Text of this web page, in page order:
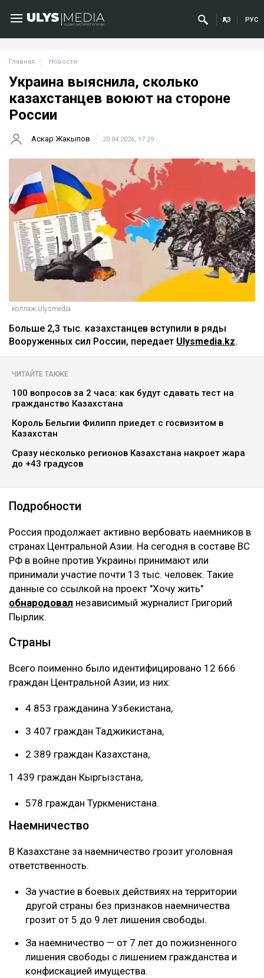
ҚАЗ РУС
Главная Новости
Украина выяснила, сколько
казахстанцев воюют на стороне
России
Аскар Жакыпов 20.04.2026, 17:29
коллаж Ulysmedia
Больше 2,3 тыс. казахстанцев вступили в ряды
Вооруженных сил России, передает Ulysmedia.kz.
ЧИТАЙТЕ ТАКЖЕ
100 вопросов за 2 часа: как будут сдавать тест на
гражданство Казахстана
Король Бельгии Филипп приедет с госвизитом в
Казахстан
Сразу несколько регионов Казахстана накроет жара
до +43 градусов
Подробности
Россия продолжает активно вербовать наемников в
странах Центральной Азии. На сегодня в составе ВС
РФ в войне против Украины принимают или
принимали участие почти 13 тыс. человек. Такие
данные со ссылкой на проект "Хочу жить"
обнародовал независимый журналист Григорий
Пырлик.
Страны
Всего поименно было идентифицировано 12 666
граждан Центральной Азии, из них:
4 853 гражданина Узбекистана,
3 407 граждан Таджикистана,
2 389 граждан Казахстана,
1 439 граждан Кыргызстана,
578 граждан Туркменистана.
‎Наемничество ‎
В Казахстане за наемничество грозит уголовная
ответственность. ‎
За участие в боевых действиях на территории
другой страны без признаков наемничества
грозит от 5 до 9 лет лишения свободы. ‎
За наемничество — от 7 лет до пожизненного
лишения свободы с лишением гражданства и
конфискацией имущества.